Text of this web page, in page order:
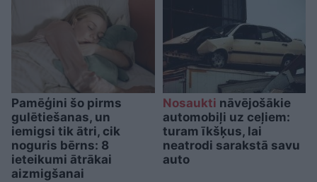
Pamēģini šo pirms
gulētiešanas, un
iemigsi tik ātri, cik
noguris bērns: 8
ieteikumi ātrākai
aizmigšanai
Nosaukti nāvējošākie
automobiļi uz ceļiem:
turam īkšķus, lai
neatrodi sarakstā savu
auto